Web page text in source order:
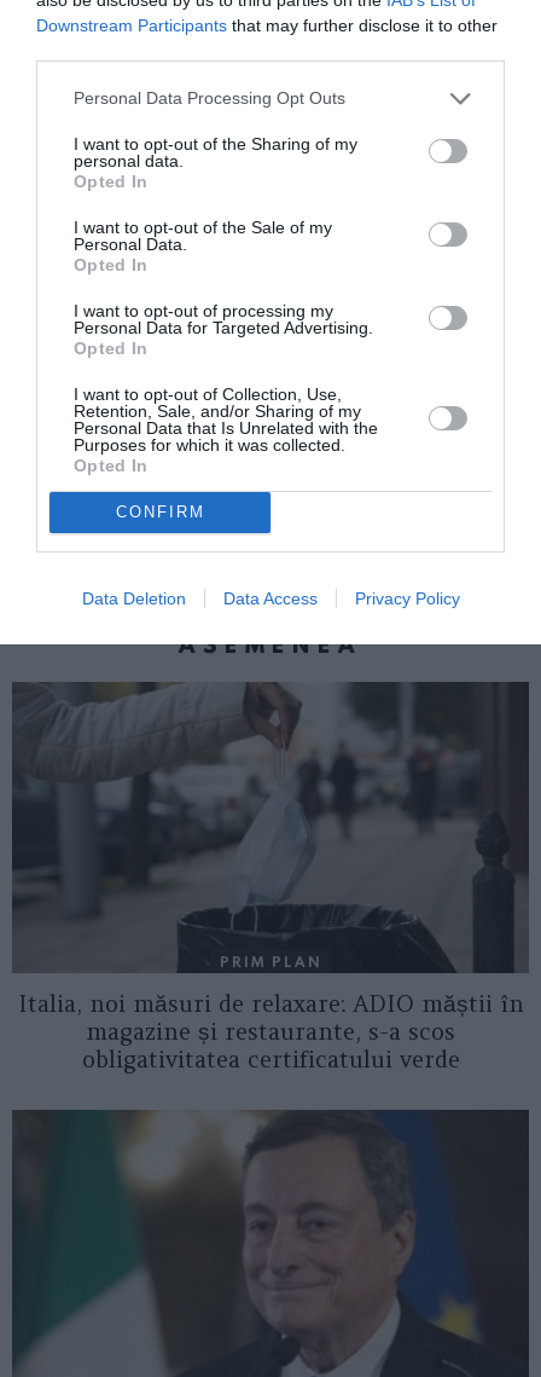
Downstream Participants that may further disclose it to other
Personal Data Processing Opt Outs
I want to opt-out of the Sharing of my
personal data.
Opted In
I want to opt-out of the Sale of my
Personal Data.
Opted In
I want to opt-out of processing my
Personal Data for Targeted Advertising.
Opted In
I want to opt-out of Collection, Use,
Retention, Sale, and/or Sharing of my
Personal Data that Is Unrelated with the
Purposes for which it was collected.
Opted In
CONFIRM
Data Deletion Data Access Privacy Policy
Michele. Bărbatul a fost cel care a cerut-o în
nostru”.
CORONAVIRUS ITALIA
Articolul anterior
Referendum Italia, numărul de
parlamentari VA FI REDUS, peste două
modificări
Următorul articol
Calabria, o româncă a fost prinsă când își
fotografia buletinul de vot, riscă
închisoarea sau amendă usturătoare
AȚI PUTEA DORI DE
ASEMENEA
PRIM PLAN
Italia, noi măsuri de relaxare: ADIO măștii în
magazine și restaurante, s-a scos
obligativitatea certificatului verde